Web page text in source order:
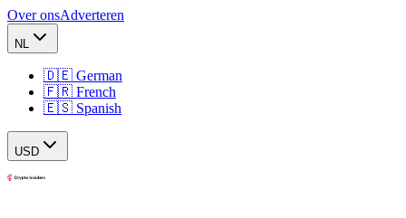
Over onsAdverteren
NL
🇩🇪 German
🇫🇷 French
🇪🇸 Spanish
USD